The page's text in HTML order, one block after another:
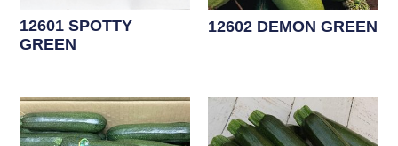
12601 SPOTTY
GREEN
12602 DEMON GREEN